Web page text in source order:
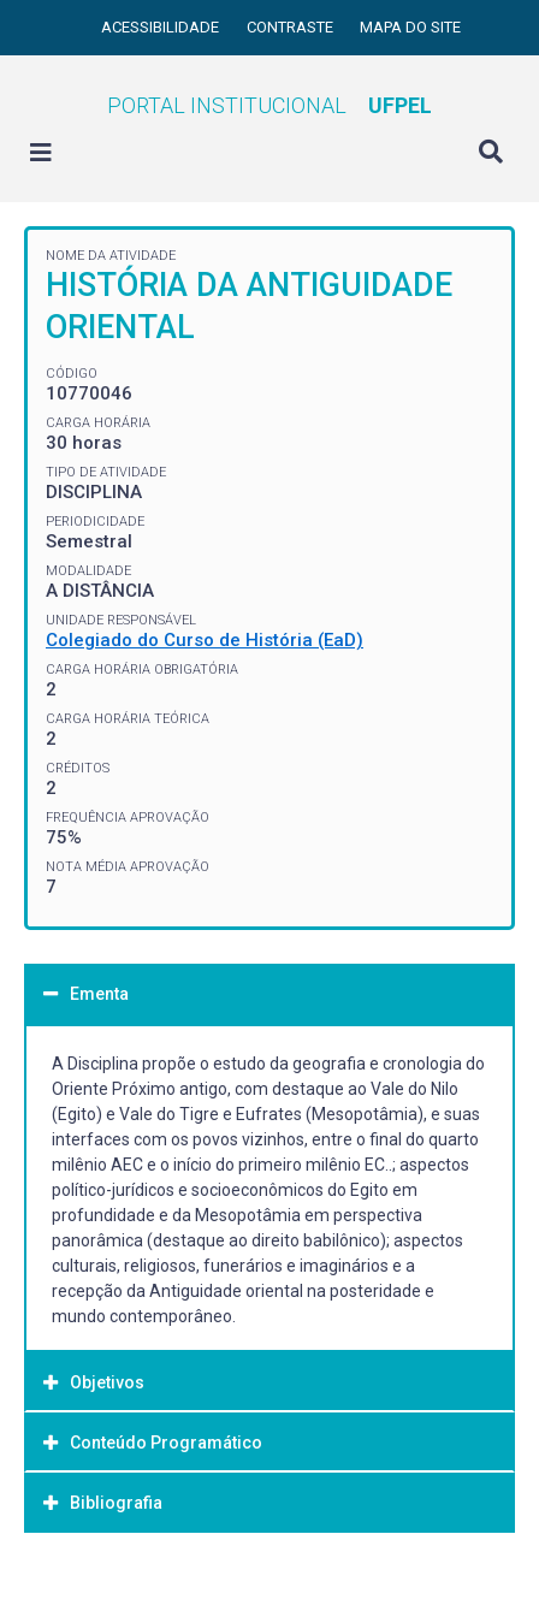
ACESSIBILIDADE CONTRASTE MAPA DO SITE
PORTAL INSTITUCIONAL UFPEL
NOME DA ATIVIDADE
HISTÓRIA DA ANTIGUIDADE
ORIENTAL
CÓDIGO
10770046
CARGA HORÁRIA
30 horas
TIPO DE ATIVIDADE
DISCIPLINA
PERIODICIDADE
Semestral
MODALIDADE
A DISTÂNCIA
UNIDADE RESPONSÁVEL
Colegiado do Curso de História (EaD)
CARGA HORÁRIA OBRIGATÓRIA
2
CARGA HORÁRIA TEÓRICA
2
CRÉDITOS
2
FREQUÊNCIA APROVAÇÃO
75%
NOTA MÉDIA APROVAÇÃO
7
Ementa
A Disciplina propõe o estudo da geografia e cronologia do
Oriente Próximo antigo, com destaque ao Vale do Nilo
(Egito) e Vale do Tigre e Eufrates (Mesopotâmia), e suas
interfaces com os povos vizinhos, entre o final do quarto
milênio AEC e o início do primeiro milênio EC..; aspectos
político-jurídicos e socioeconômicos do Egito em
profundidade e da Mesopotâmia em perspectiva
panorâmica (destaque ao direito babilônico); aspectos
culturais, religiosos, funerários e imaginários e a
recepção da Antiguidade oriental na posteridade e
mundo contemporâneo.
Objetivos
Objetivo Geral:
- Compreender o processo de formação das primeiras
civilizações (baseadas no trabalho hidráulico, na
Conteúdo Programático
Bibliografia